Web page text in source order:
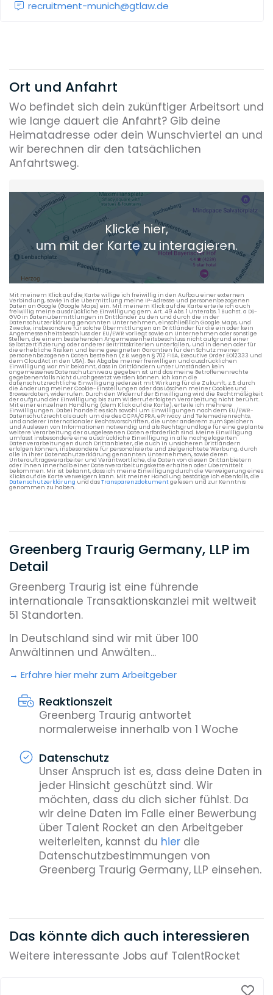
recruitment-munich@gtlaw.de
Ort und Anfahrt
Wo befindet sich dein zukünftiger Arbeitsort und
wie lange dauert die Anfahrt? Gib deine
Heimatadresse oder dein Wunschviertel an und
wir berechnen dir den tatsächlichen
Anfahrtsweg.
Heimatadresse oder Wunschort
+ Aktuellen Standort hinzufügen
Die berechneten Anreisezeiten basieren auf den
Verkehrsdaten eines typischen Dienstag morgens um 8:30.
Klicke hier,
um mit der Karte zu interagieren.
Mit meinem Klick auf die Karte willige ich freiwillig in den Aufbau einer externen
Verbindung, sowie in die Übermittlung meine IP-Adresse und personenbezogenen
Daten an Google (Google Maps) ein. Mit meinem Klick auf die Karte erteile ich auch
freiwillig meine ausdrückliche Einwilligung gem. Art. 49 Abs. 1 Unterabs. 1 Buchst. a DS-
GVO in Datenübermittlungen in Drittländer zu den und durch die in der
Datenschutzerklärung genannten Unternehmen, einschließlich Google Maps, und
Zwecke, insbesondere für solche Übermittlungen an Drittländer für die ein oder kein
Angemessenheitsbeschluss der EU/EWR vorliegt sowie an Unternehmen oder sonstige
Stellen, die einem bestehenden Angemessenheitsbeschluss nicht aufgrund einer
Selbstzertifizierung oder anderer Beitrittskriterien unterfallen, und in denen oder für
die erhebliche Risiken und keine geeigneten Garantien für den Schutz meiner
personenbezogenen Daten bestehen (z.B. wegen § 702 FISA, Executive Order EO12333 und
dem CloudAct in den USA). Bei Abgabe meiner freiwilligen und ausdrücklichen
Einwilligung war mir bekannt, dass in Drittländern unter Umständen kein
angemessenes Datenschutzniveau gegeben ist und das meine Betroffenenrechte
gegebenenfalls nicht durchgesetzt werden können. Ich kann die
datenschutzrechtliche Einwilligung jederzeit mit Wirkung für die Zukunft, z.B. durch
die Änderung meiner Cookie-Einstellungen oder das Löschen meiner Cookies und
Browserdaten, widerrufen. Durch den Widerruf der Einwilligung wird die Rechtmäßigkeit
der aufgrund der Einwilligung bis zum Widerruf erfolgten Verarbeitung nicht berührt.
Mit einer einzelnen Handlung (dem Klick auf die Karte), erteile ich mehrere
Einwilligungen. Dabei handelt es sich sowohl um Einwilligungen nach dem EU/EWR-
Datenschutzrecht als auch um die des CCPA/CPRA, ePrivacy und Telemedienrechts,
und anderer internationaler Rechtsvorschriften, die unter anderem zum Speichern
und Auslesen von Informationen notwendig und als Rechtsgrundlage für eine geplante
weitere Verarbeitung der ausgelesenen Daten erforderlich sind. Meine Einwilligung
umfasst insbesondere eine ausdrückliche Einwilligung in alle nachgelagerten
Datenverarbeitungen durch Drittanbieter, die auch in unsicheren Drittländern
erfolgen können, insbesondere für personalisierte und zielgerichtete Werbung, durch
alle in ihrer Datenschutzerklärung genannten Unternehmen, sowie deren
Unterauftragsverarbeiter und Verantwortliche, die Daten von diesen Drittanbietern
oder ihnen innerhalb einer Datenverarbeitungskette erhalten oder übermittelt
bekommen. Mir ist bekannt, dass ich meine Einwilligung durch die Verweigerung eines
Klicks auf die Karte verweigern kann. Mit meiner Handlung bestätige ich ebenfalls, die
Datenschutzerklärung und dasTransparenzdokumentgelesen und zur Kenntnis
genommen zu haben.
Greenberg Traurig Germany, LLP im
Detail
Greenberg Traurig ist eine führende
internationale Transaktionskanzlei mit weltweit
51 Standorten.
In Deutschland sind wir mit über 100
Anwältinnen und Anwälten...
Erfahre hier mehr zum Arbeitgeber
Reaktionszeit
Greenberg Traurig antwortet
normalerweise innerhalb von 1 Woche
Datenschutz
Unser Anspruch ist es, dass deine Daten in
jeder Hinsicht geschützt sind. Wir
möchten, dass du dich sicher fühlst. Da
wir deine Daten im Falle einer Bewerbung
über Talent Rocket an den Arbeitgeber
weiterleiten, kannst du hierdie
Datenschutzbestimmungen von
Greenberg Traurig Germany, LLP einsehen.
Das könnte dich auch interessieren
Weitere interessante Jobs auf TalentRocket